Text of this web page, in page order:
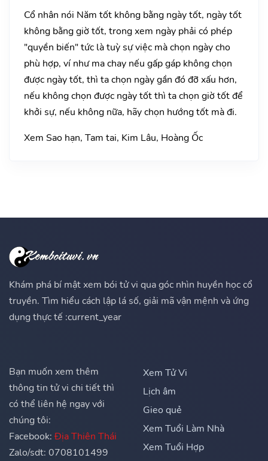
Cổ nhân nói Năm tốt không bằng ngày tốt, ngày tốt
không bằng giờ tốt, trong xem ngày phải có phép
"quyền biến" tức là tuỳ sự việc mà chọn ngày cho
phù hợp, ví như ma chay nếu gấp gáp không chọn
được ngày tốt, thì ta chọn ngày gần đó đỡ xấu hơn,
nếu không chọn được ngày tốt thì ta chọn giờ tốt để
khởi sự, nếu không nữa, hãy chọn hướng tốt mà đi.
Xem Sao hạn, Tam tai, Kim Lâu, Hoàng Ốc
Khám phá bí mật xem bói tử vi qua góc nhìn huyền học cổ
truyền. Tìm hiểu cách lập lá số, giải mã vận mệnh và ứng
dụng thực tế :current_year
Bạn muốn xem thêm
thông tin tử vi chi tiết thì
có thể liên hệ ngay với
chúng tôi:
Facebook: Địa Thiên Thái
Zalo/sdt: 0708101499
Xem Tử Vi
Lịch âm
Gieo quẻ
Xem Tuổi Làm Nhà
Xem Tuổi Hợp